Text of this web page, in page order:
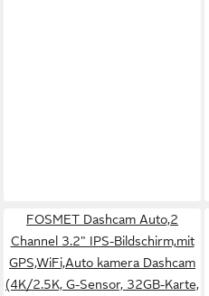
FOSMET Dashcam Auto,2
Channel 3.2" IPS-Bildschirm,mit
GPS,WiFi,Auto kamera Dashcam
(4K/2.5K, G-Sensor, 32GB-Karte,